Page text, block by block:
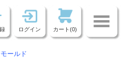
ログイン カート(0)
ールド